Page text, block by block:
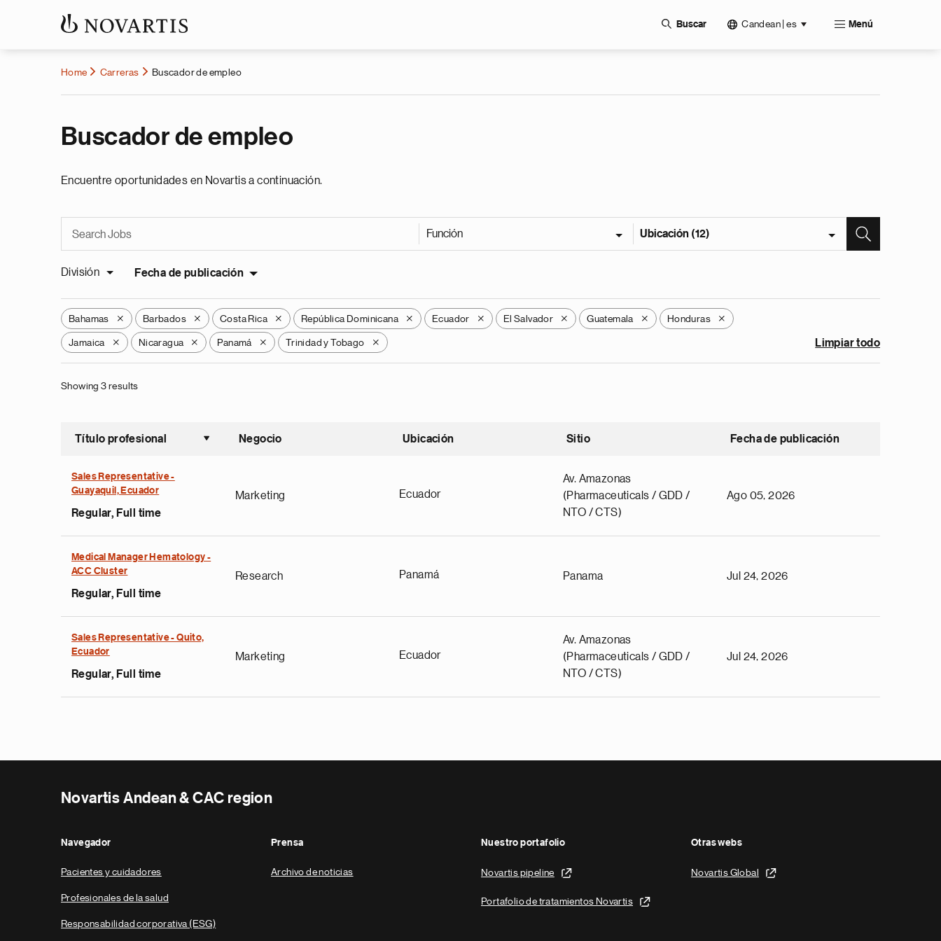
Buscar Candean | es Menú
Home Carreras Buscador de empleo
Buscador de empleo
Encuentre oportunidades en Novartis a continuación.
Función Ubicación (12)
División Fecha de publicación
Bahamas X Barbados X Costa Rica X República Dominicana X Ecuador X El Salvador X Guatemala X Honduras X
Jamaica X Nicaragua X Panamá X Trinidad y Tobago X Limpiar todo
Showing 3 results
Título profesional
Ordenar ascendente
Negocio Ubicación Sitio Fecha de publicación
Sales Representative -
Guayaquil, Ecuador
Regular, Full time
Marketing Ecuador
Av. Amazonas
(Pharmaceuticals / GDD /
NTO / CTS)
Ago 05, 2026
Medical Manager Hematology -
ACC Cluster
Regular, Full time
Research Panamá Panama Jul 24, 2026
Sales Representative - Quito,
Ecuador
Regular, Full time
Marketing Ecuador
Av. Amazonas
(Pharmaceuticals / GDD /
NTO / CTS)
Jul 24, 2026
Novartis Andean & CAC region
Navegador
Pacientes y cuidadores
Profesionales de la salud
Responsabilidad corporativa (ESG)
Prensa
Archivo de noticias
Nuestro portafolio
Novartis pipeline
Portafolio de tratamientos Novartis
Otras webs
Novartis Global